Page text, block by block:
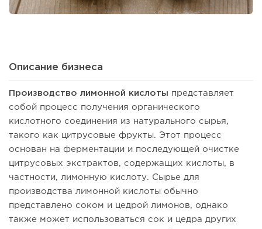
Описание бизнеса
Производство лимонной кислоты представляет
собой процесс получения органического
кислотного соединения из натурального сырья,
такого как цитрусовые фрукты. Этот процесс
основан на ферментации и последующей очистке
цитрусовых экстрактов, содержащих кислоты, в
частности, лимонную кислоту. Сырье для
производства лимонной кислоты обычно
представлено соком и цедрой лимонов, однако
также может использоваться сок и цедра других